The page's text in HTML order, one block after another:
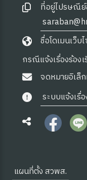
ที่อยู่ไปรษณีย์
ชื่อโดเมนเว็
กรณีแจ้งเรื่องร้องเ
จดหมายอิเล็
ระบบแจ้งเรื่
แผนที่ตั้ง สวพส.